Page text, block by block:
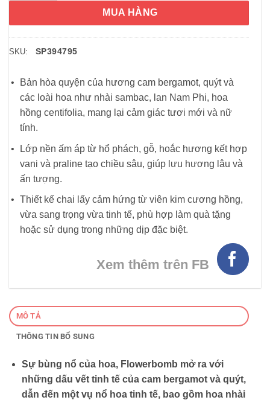
MUA HÀNG
SKU: SP394795
Bản hòa quyện của hương cam bergamot, quýt và
các loài hoa như nhài sambac, lan Nam Phi, hoa
hồng centifolia, mang lại cảm giác tươi mới và nữ
tính.
Lớp nền ấm áp từ hổ phách, gỗ, hoắc hương kết hợp
vani và praline tạo chiều sâu, giúp lưu hương lâu và
ấn tượng.
Thiết kế chai lấy cảm hứng từ viên kim cương hồng,
vừa sang trọng vừa tinh tế, phù hợp làm quà tặng
hoặc sử dụng trong những dịp đặc biệt.
Xem thêm trên FB
MÔ TẢ
THÔNG TIN BỔ SUNG
Sự bùng nổ của hoa, Flowerbomb mở ra với
những dấu vết tinh tế của cam bergamot và quýt,
dẫn đến một vụ nổ hoa tinh tế, bao gồm hoa nhài